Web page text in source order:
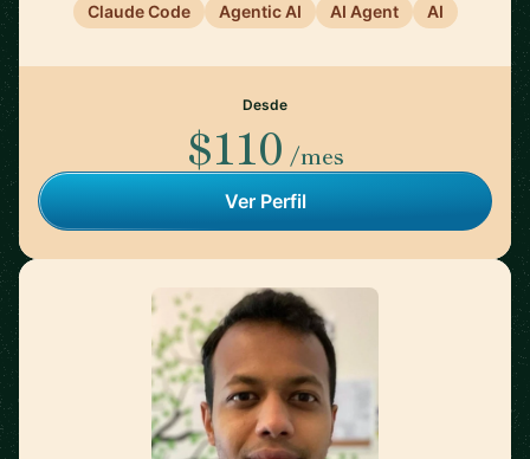
Claude Code
Agentic AI AI Agent AI
Desde
$110 /mes
Ver Perfil